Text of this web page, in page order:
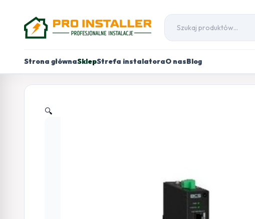
Strona głównaSklepStrefa instalatoraO nasBlog
🔍